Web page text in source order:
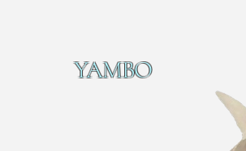
YAMBO